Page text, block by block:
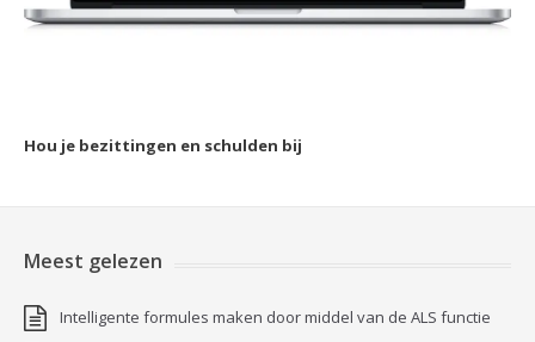
Hou je bezittingen en schulden bij
Meest gelezen
Intelligente formules maken door middel van de ALS functie